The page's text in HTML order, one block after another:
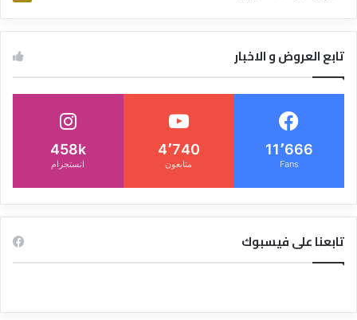
تابع العروض و الاخبار
11٬666
Fans
4٬740
متابعون
458k
انستجرام
تابعنا على فيسبوك